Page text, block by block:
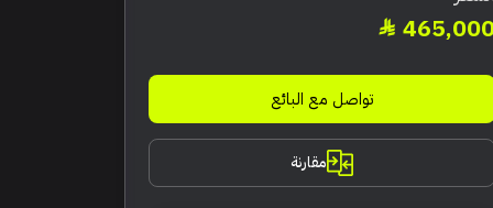
تواصل مع البائع
مقارنة